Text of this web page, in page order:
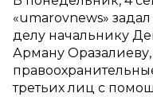
«umarovnews»
делу начальнику
Арману
третьих лиц с